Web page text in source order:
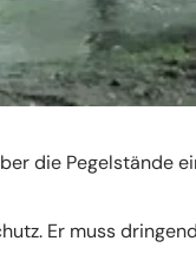
die Pegelstände
Er muss